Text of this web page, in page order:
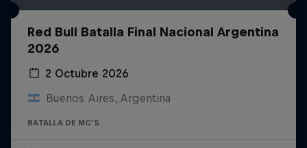
Red Bull Batalla Final Nacional Argentina
2026
2 Octubre 2026
Buenos Aires, Argentina
BATALLA DE MC'S